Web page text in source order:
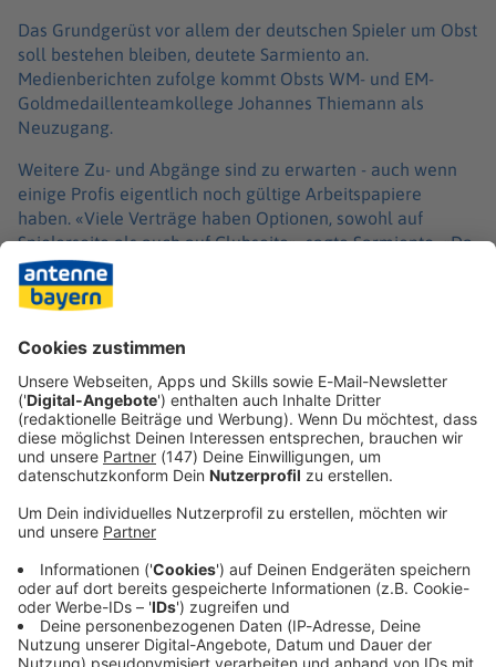
Das Grundgerüst vor allem der deutschen Spieler um Obst
soll bestehen bleiben, deutete Sarmiento an.
Medienberichten zufolge kommt Obsts WM- und EM-
Goldmedaillenteamkollege Johannes Thiemann als
Neuzugang.
Weitere Zu- und Abgänge sind zu erwarten - auch wenn
einige Profis eigentlich noch gültige Arbeitspapiere
haben. «Viele Verträge haben Optionen, sowohl auf
Spielerseite als auch auf Clubseite», sagte Sarmiento. «Da
wird sich die nächsten zwei Wochen zeigen, was der
Markt verlangt oder was wir auch an Interessen da
verfolgen. Es wird sich sicherlich auf der einen oder
anderen Position etwas tun und ergeben. Und dann